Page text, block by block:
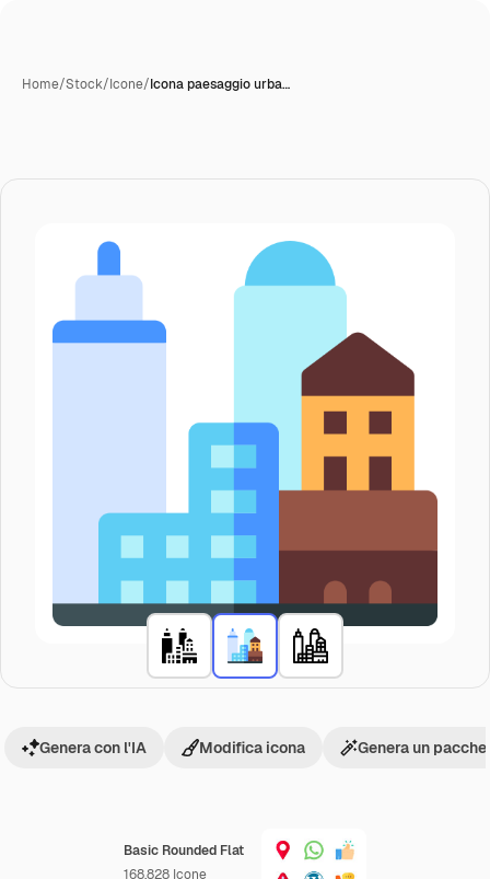
Home/Stock/Icone/Icona paesaggio urba…
Basic Rounded Flat
168,828 Icone
Genera con l'IA Modifica icona Genera un